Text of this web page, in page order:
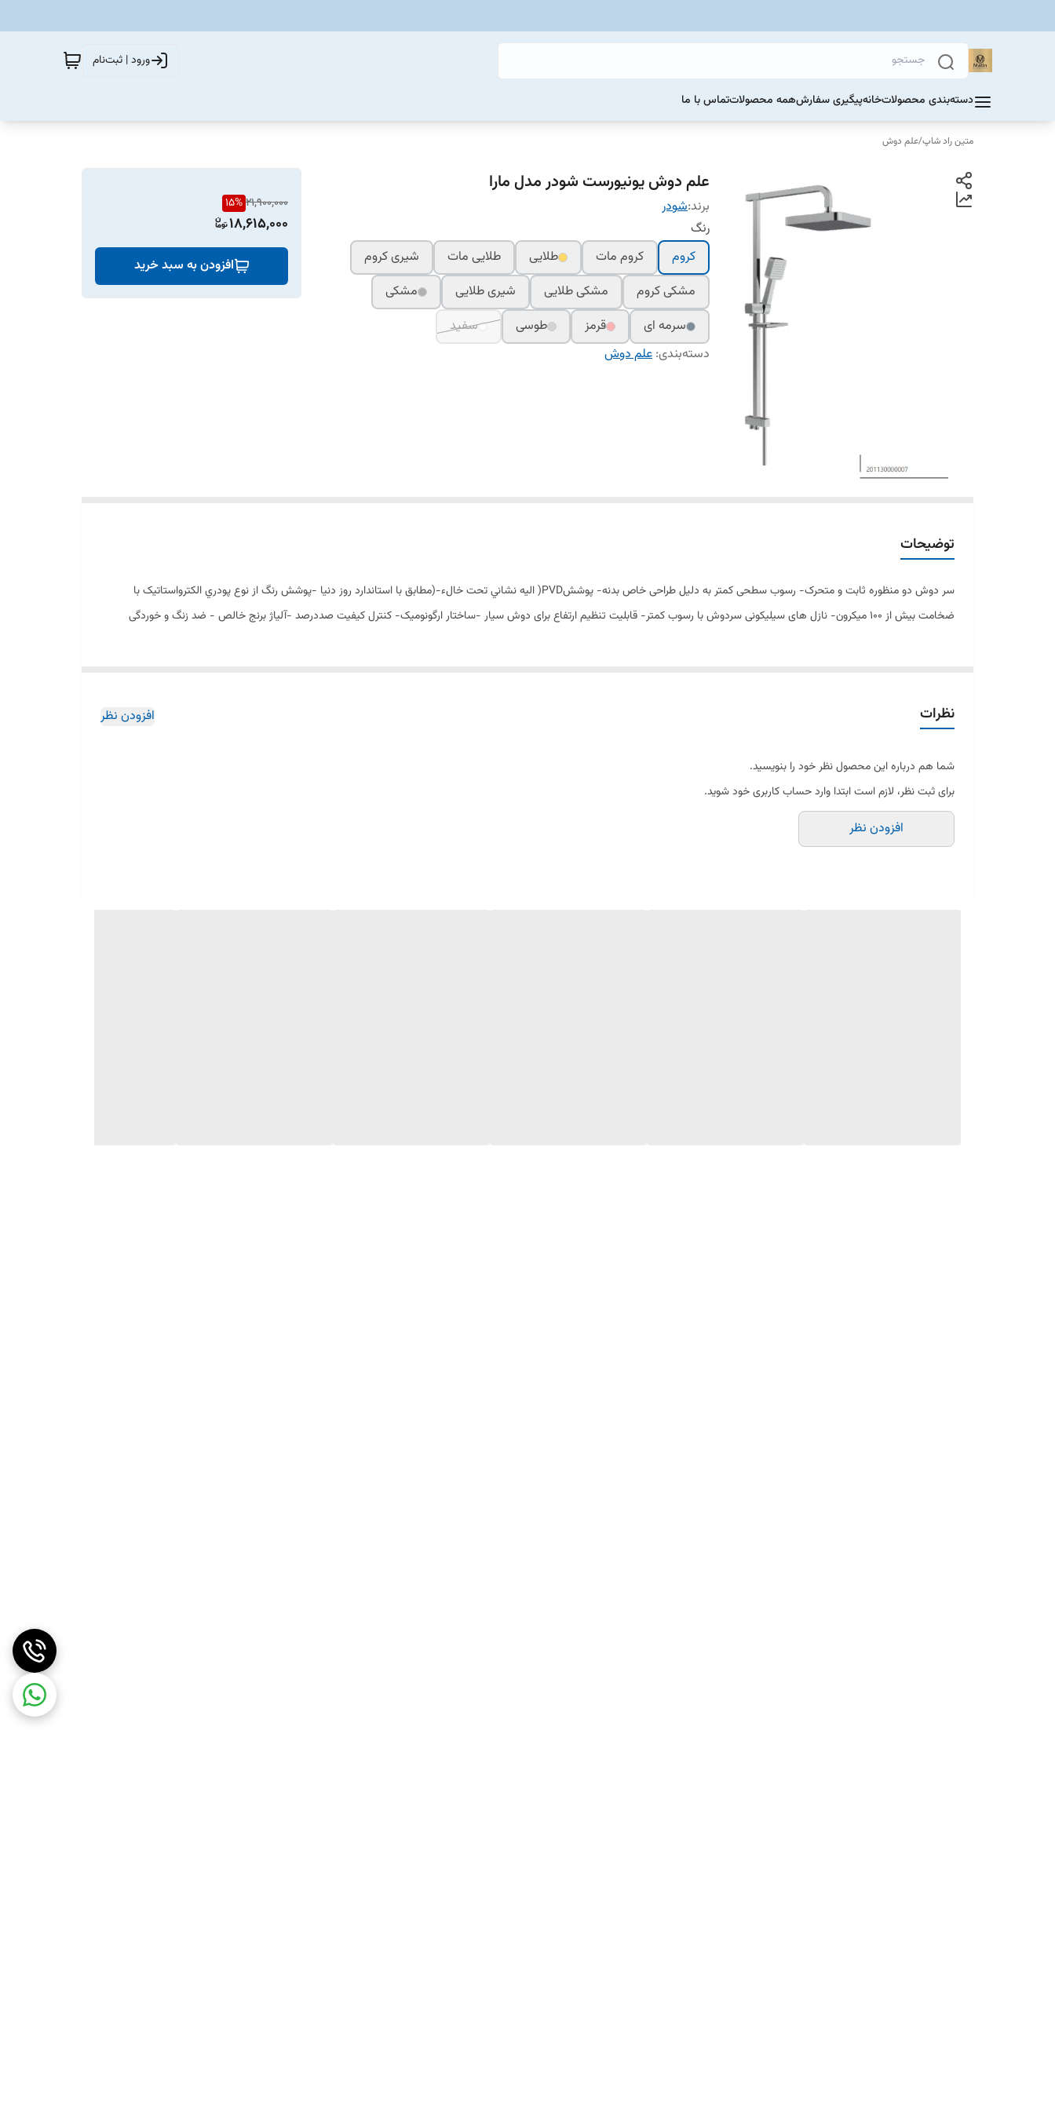
ورود | ثبت‌نام
دسته‌بندی محصولاتخانهپیگیری سفارشهمه محصولاتتماس با ما
متین راد شاپ/علم دوش
علم دوش یونیورست شودر مدل مارا
برند:شودر
رنگ
کروم
کروم مات طلایی طلایی مات
شیری کروم
مشکی کروم
مشکی طلایی شیری طلایی
مشکی
سرمه ای
قرمز طوسی
سفید
دسته‌بندی: علم دوش
21,900,000
15%
18,615,000
افزودن به سبد خرید
توضیحات
سر دوش دو منظوره ثابت و متحرک- رسوب سطحی کمتر به دلیل طراحی خاص بدنه- پوششPVD( اليه نشاني تحت خالء-(مطابق با استاندارد روز دنيا -پوشش رنگ از نوع پودري الکترواستاتيک با
ضخامت بيش از 100 ميکرون- نازل های سیلیکونی سردوش با رسوب کمتر- قابلیت تنظیم ارتفاع برای دوش سیار -ساختار ارگونوميک- کنترل کيفيت صددرصد -آلیاژ برنج خالص - ضد زنگ و خوردگی
نظرات افزودن نظر
شما هم درباره این محصول نظر خود را بنویسید.
برای ثبت نظر، لازم است ابتدا وارد حساب کاربری خود شوید.
افزودن نظر